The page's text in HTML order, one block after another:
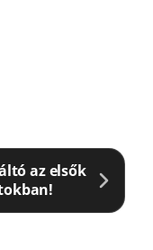
az elsők